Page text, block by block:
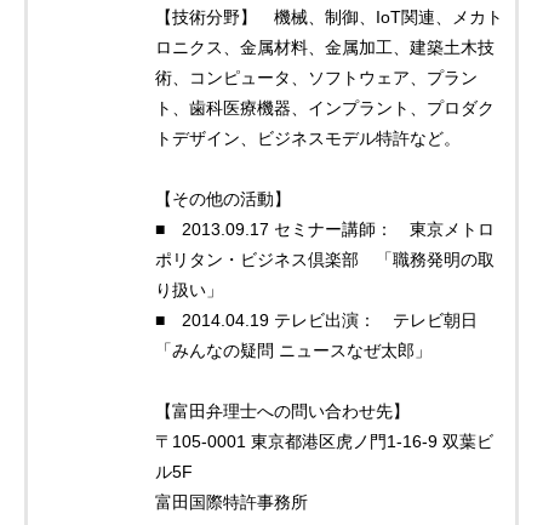
【技術分野】 機械、制御、IoT関連、メカト
ロニクス、金属材料、金属加工、建築土木技
術、コンピュータ、ソフトウェア、プラン
ト、歯科医療機器、インプラント、プロダク
トデザイン、ビジネスモデル特許など。
【その他の活動】
■ 2013.09.17 セミナー講師： 東京メトロ
ポリタン・ビジネス倶楽部 「職務発明の取
り扱い」
■ 2014.04.19 テレビ出演： テレビ朝日
「みんなの疑問 ニュースなぜ太郎」
【富田弁理士への問い合わせ先】
〒105-0001 東京都港区虎ノ門1-16-9 双葉ビ
ル5F
富田国際特許事務所